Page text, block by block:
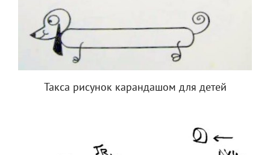
Такса рисунок карандашом для детей